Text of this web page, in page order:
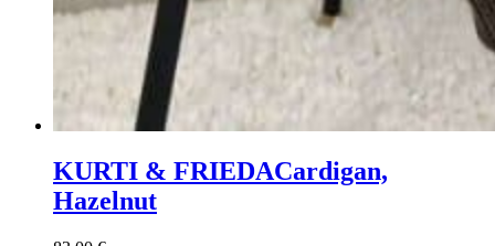
KURTI & FRIEDACardigan,
Hazelnut